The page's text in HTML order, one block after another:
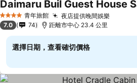
4 星級 青年旅館 夜店提供晚間娛樂
7.0 74 距離市中心 23.4 公里
選擇日期，查看確切價格